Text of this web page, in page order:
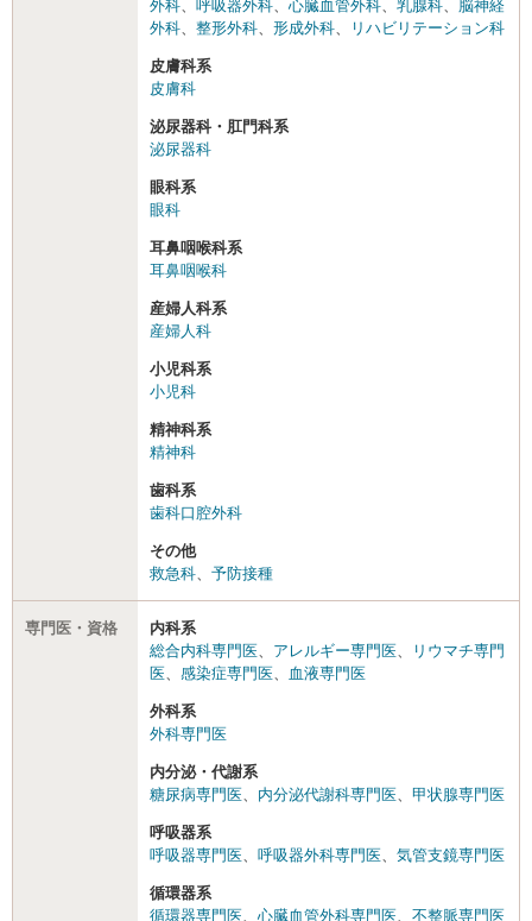
外科 呼吸器外科 心臓血管外科 乳腺科
脳神経
外科
整形外科 形成外科 リハビリテーション科
皮膚科系
皮膚科
泌尿器科・肛門科系
泌尿器科
眼科系
眼科
耳鼻咽喉科系
耳鼻咽喉科
産婦人科系
産婦人科
小児科系
小児科
精神科系
精神科
歯科系
歯科口腔外科
その他
救急科
予防接種
専門医・資格
内科系
総合内科専門医
アレルギー専門医
リウマチ専門
医
感染症専門医 血液専門医
外科系
外科専門医
内分泌・代謝系
糖尿病専門医
内分泌代謝科専門医 甲状腺専門医
呼吸器系
呼吸器専門医
呼吸器外科専門医 気管支鏡専門医
循環器系
循環器専門医
心臓血管外科専門医 不整脈専門医